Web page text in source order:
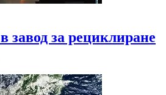
завод за рециклиране